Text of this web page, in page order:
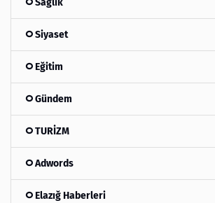
Sağlık
Siyaset
Eğitim
Gündem
TURİZM
Adwords
Elazığ Haberleri